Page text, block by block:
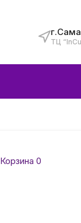
ТЦ
Корзина 0